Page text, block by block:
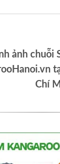
ảnh chuỗi
Chí